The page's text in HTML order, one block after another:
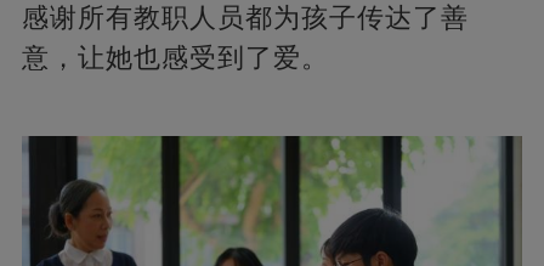
感谢所有教职人员都为孩子传达了善
意，让她也感受到了爱。